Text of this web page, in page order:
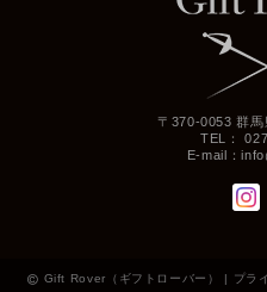
〒370-0053 群馬
TEL：
E-mail：
Gift Rover（ギフトローバー） | プラ